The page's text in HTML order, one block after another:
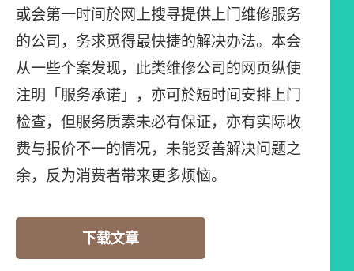
或会第一时间於网上搜寻提供上门维修服务
的公司，务求觅得最快捷的解决办法。本会
从一些个案发现，此类维修公司的网页纵使
注明「服务承诺」，亦可於短时间安排上门
检查，但服务质素未必有保证，亦有实际收
费与报价不一的情况，未能妥善解决问题之
余，反为消费者带来更多烦恼。
下载文章